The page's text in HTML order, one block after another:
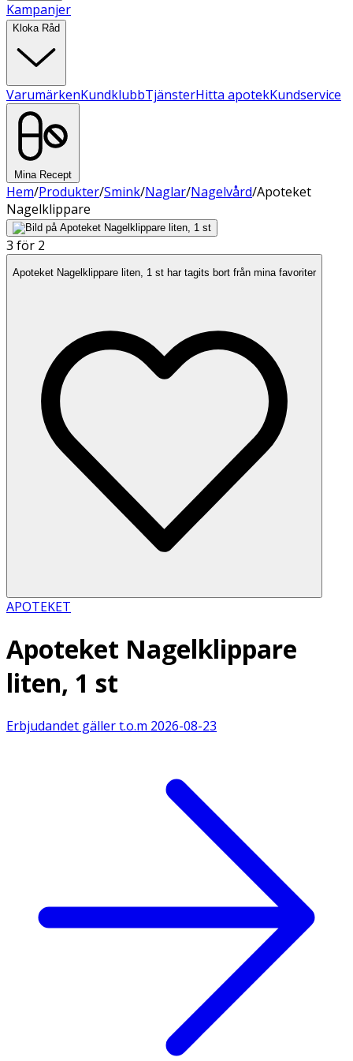
Kampanjer
Kloka Råd
VarumärkenKundklubbTjänsterHitta apotekKundservice
Mina Recept
Hem/Produkter/Smink/Naglar/Nagelvård/Apoteket
Nagelklippare
3 för 2
Apoteket Nagelklippare liten, 1 st har tagits bort från mina favoriter
APOTEKET
Apoteket Nagelklippare
liten, 1 st
Erbjudandet gäller t.o.m 2026-08-23